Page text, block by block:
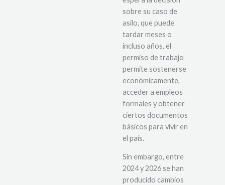
sobre su caso de
asilo, que puede
tardar meses o
incluso años, el
permiso de trabajo
permite sostenerse
económicamente,
acceder a empleos
formales y obtener
ciertos documentos
básicos para vivir en
el país.
Sin embargo, entre
2024 y 2026 se han
producido cambios